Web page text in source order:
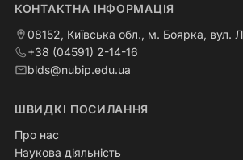
КОНТАКТНА ІНФОРМАЦІЯ
08152, Київська обл., м. Боярка, вул.
+38 (04591) 2-14-16
blds@nubip.edu.ua
ШВИДКІ ПОСИЛАННЯ
Про нас
Наукова діяльність